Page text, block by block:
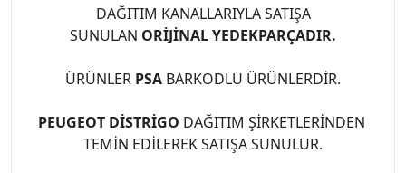
DAĞITIM KANALLARIYLA SATIŞA
SUNULAN ORİJİNAL YEDEKPARÇADIR.
ÜRÜNLER PSA BARKODLU ÜRÜNLERDİR.
PEUGEOT DİSTRİGO DAĞITIM ŞİRKETLERİNDEN
TEMİN EDİLEREK SATIŞA SUNULUR.